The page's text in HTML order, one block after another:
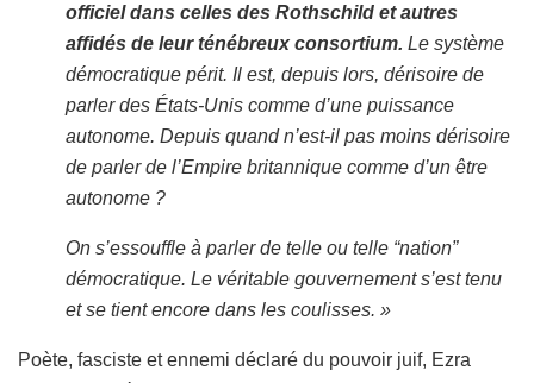
officiel dans celles des Rothschild et autres
affidés de leur ténébreux consortium. Le système
démocratique périt. Il est, depuis lors, dérisoire de
parler des États-Unis comme d’une puissance
autonome. Depuis quand n’est-il pas moins dérisoire
de parler de l’Empire britannique comme d’un être
autonome ?
On s’essouffle à parler de telle ou telle “nation”
démocratique. Le véritable gouvernement s’est tenu
et se tient encore dans les coulisses. »
Poète, fasciste et ennemi déclaré du pouvoir juif, Ezra